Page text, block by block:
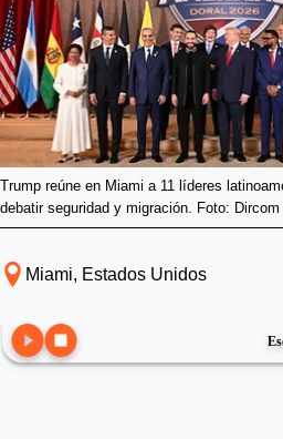
Trump reúne en Miami a 11 líderes
debatir seguridad y migración. Foto:
Miami, Estados Unidos